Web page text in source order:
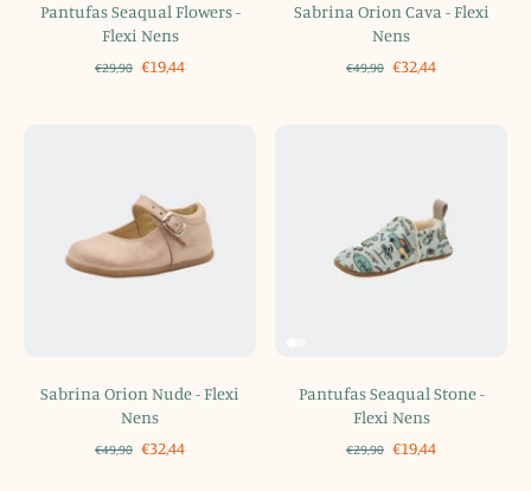
Pantufas Seaqual Flowers -
Flexi Nens
€29,90 €19,44
Sabrina Orion Cava - Flexi
Nens
€49,90 €32,44
Sabrina Orion Nude - Flexi
Nens
€49,90 €32,44
Pantufas Seaqual Stone -
Flexi Nens
€29,90 €19,44